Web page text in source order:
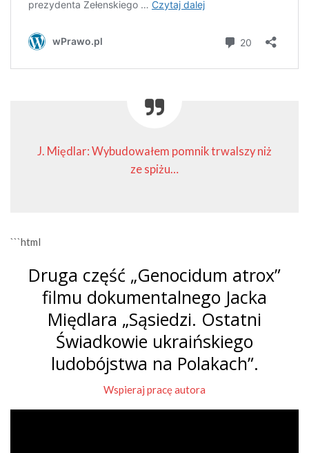
J. Międlar: Wybudowałem pomnik trwalszy niż
ze spiżu…
```html
Druga część „Genocidum atrox”
filmu dokumentalnego Jacka
Międlara „Sąsiedzi. Ostatni
Świadkowie ukraińskiego
ludobójstwa na Polakach”.
Wspieraj pracę autora